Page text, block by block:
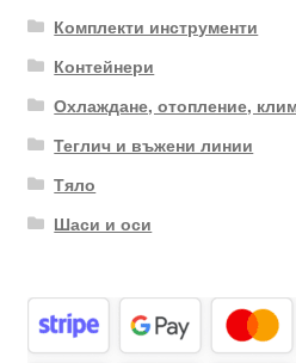
Комплекти инструменти
Контейнери
Охлаждане, отопление,
Теглич и въжени линии
Тяло
Шаси и оси